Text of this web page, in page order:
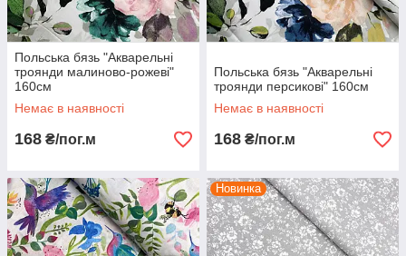
Польська бязь "Акварельні
троянди малиново-рожеві"
160см
Немає в наявності
168 ₴/пог.м
Польська бязь "Акварельні
троянди персикові" 160см
Немає в наявності
168 ₴/пог.м
Новинка